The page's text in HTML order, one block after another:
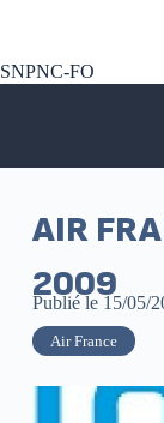
SNPNC-FO
AIR
2009
Publié le 15/05/
Air France